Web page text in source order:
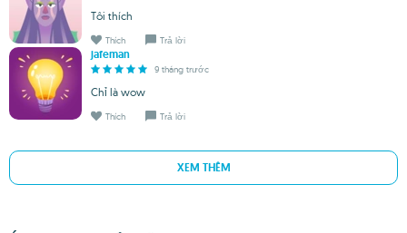
Tôi thích
Thích Trả lời
jafeman
9 tháng trước
Chỉ là wow
Thích Trả lời
XEM THÊM